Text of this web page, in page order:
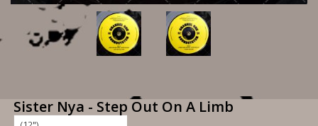
Sister Nya - Step Out On A Limb